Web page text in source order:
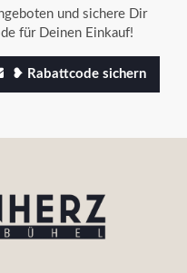
und sichere Dir
für Deinen Einkauf!
❥ Rabattcode sichern